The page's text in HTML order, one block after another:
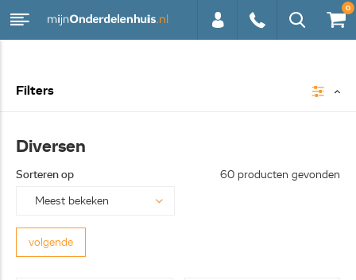
0
Filters
Diversen
Sorteren op 60 producten gevonden
volgende